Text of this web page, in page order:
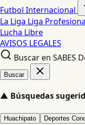
Futbol Internacional
La Liga Liga
Lucha Libre
AVISOS LEGALES
Buscar en SABES
Buscar
▲ Búsquedas
Huachipato Deportes